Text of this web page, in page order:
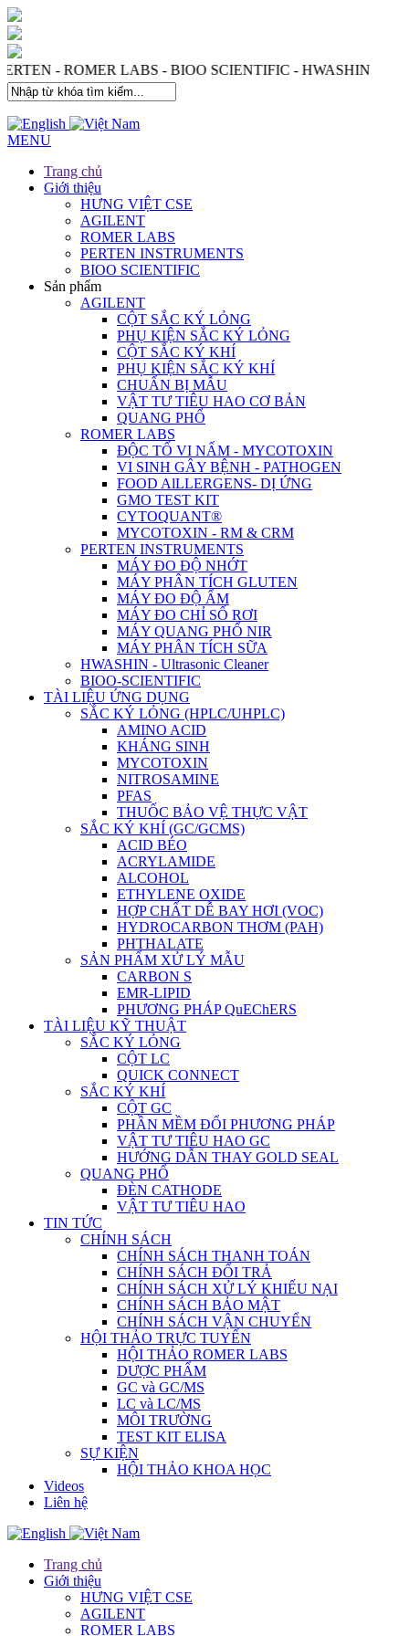
- ROMER LABS - BIOO SCIENTIFIC - HWASHIN
MENU
Trang chủ
Giới thiệu
HƯNG VIỆT CSE
AGILENT
ROMER LABS
PERTEN INSTRUMENTS
BIOO SCIENTIFIC
Sản phẩm
AGILENT
CỘT SẮC KÝ LỎNG
PHỤ KIỆN SẮC KÝ LỎNG
CỘT SẮC KÝ KHÍ
PHỤ KIỆN SẮC KÝ KHÍ
CHUẨN BỊ MẪU
VẬT TƯ TIÊU HAO CƠ BẢN
QUANG PHỔ
ROMER LABS
ĐỘC TỐ VI NẤM - MYCOTOXIN
VI SINH GÂY BỆNH - PATHOGEN
FOOD AlLLERGENS- DỊ ỨNG
GMO TEST KIT
CYTOQUANT®
MYCOTOXIN - RM & CRM
PERTEN INSTRUMENTS
MÁY ĐO ĐỘ NHỚT
MÁY PHÂN TÍCH GLUTEN
MÁY ĐO ĐỘ ẨM
MÁY ĐO CHỈ SỐ RƠI
MÁY QUANG PHỔ NIR
MÁY PHÂN TÍCH SỮA
HWASHIN - Ultrasonic Cleaner
BIOO-SCIENTIFIC
TÀI LIỆU ỨNG DỤNG
SẮC KÝ LỎNG (HPLC/UHPLC)
AMINO ACID
KHÁNG SINH
MYCOTOXIN
NITROSAMINE
PFAS
THUỐC BẢO VỆ THỰC VẬT
SẮC KÝ KHÍ (GC/GCMS)
ACID BÉO
ACRYLAMIDE
ALCOHOL
ETHYLENE OXIDE
HỢP CHẤT DỄ BAY HƠI (VOC)
HYDROCARBON THƠM (PAH)
PHTHALATE
SẢN PHẨM XỬ LÝ MẪU
CARBON S
EMR-LIPID
PHƯƠNG PHÁP QuEChERS
TÀI LIỆU KỸ THUẬT
SẮC KÝ LỎNG
CỘT LC
QUICK CONNECT
SẮC KÝ KHÍ
CỘT GC
PHẦN MỀM ĐỔI PHƯƠNG PHÁP
VẬT TƯ TIÊU HAO GC
HƯỚNG DẪN THAY GOLD SEAL
QUANG PHỔ
ĐÈN CATHODE
VẬT TƯ TIÊU HAO
TIN TỨC
CHÍNH SÁCH
CHÍNH SÁCH THANH TOÁN
CHÍNH SÁCH ĐỔI TRẢ
CHÍNH SÁCH XỬ LÝ KHIẾU NẠI
CHÍNH SÁCH BẢO MẬT
CHÍNH SÁCH VẬN CHUYỂN
HỘI THẢO TRỰC TUYẾN
HỘI THẢO ROMER LABS
DƯỢC PHẨM
GC và GC/MS
LC và LC/MS
MÔI TRƯỜNG
TEST KIT ELISA
SỰ KIỆN
HỘI THẢO KHOA HỌC
Videos
Liên hệ
Trang chủ
Giới thiệu
HƯNG VIỆT CSE
AGILENT
ROMER LABS